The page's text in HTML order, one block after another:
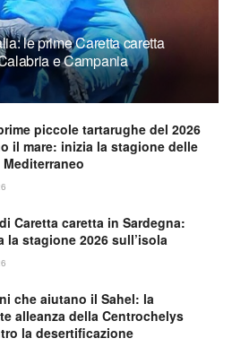
le prime Caretta caretta
e Campania
piccole tartarughe del 2026
il mare: inizia la stagione delle
Caretta caretta in Sardegna:
la stagione 2026 sull’isola
che aiutano il Sahel: la
alleanza della Centrochelys
la desertificazione